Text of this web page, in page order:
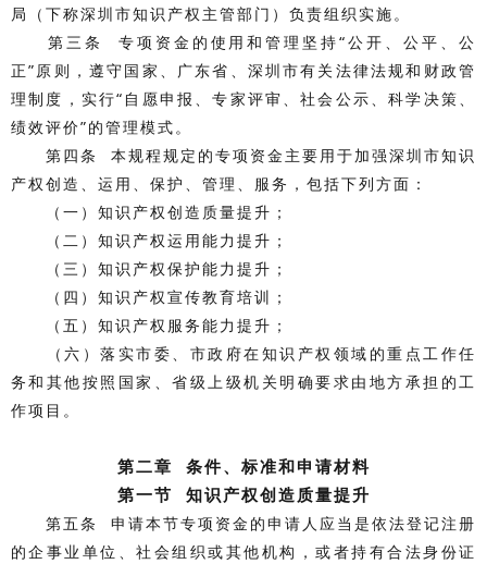
局（下称深圳市知识产权主管部门）负责组织实施。
第三条 专项资金的使用和管理坚持“公开、公平、公
正”原则，遵守国家、广东省、深圳市有关法律法规和财政管
理制度，实行“自愿申报、专家评审、社会公示、科学决策、
绩效评价”的管理模式。
第四条 本规程规定的专项资金主要用于加强深圳市知识
产权创造、运用、保护、管理、服务，包括下列方面：
（一）知识产权创造质量提升；
（二）知识产权运用能力提升；
（三）知识产权保护能力提升；
（四）知识产权宣传教育培训；
（五）知识产权服务能力提升；
（六）落实市委、市政府在知识产权领域的重点工作任
务和其他按照国家、省级上级机关明确要求由地方承担的工
作项目。
第二章 条件、标准和申请材料
第一节 知识产权创造质量提升
第五条 申请本节专项资金的申请人应当是依法登记注册
的企事业单位、社会组织或其他机构，或者持有合法身份证